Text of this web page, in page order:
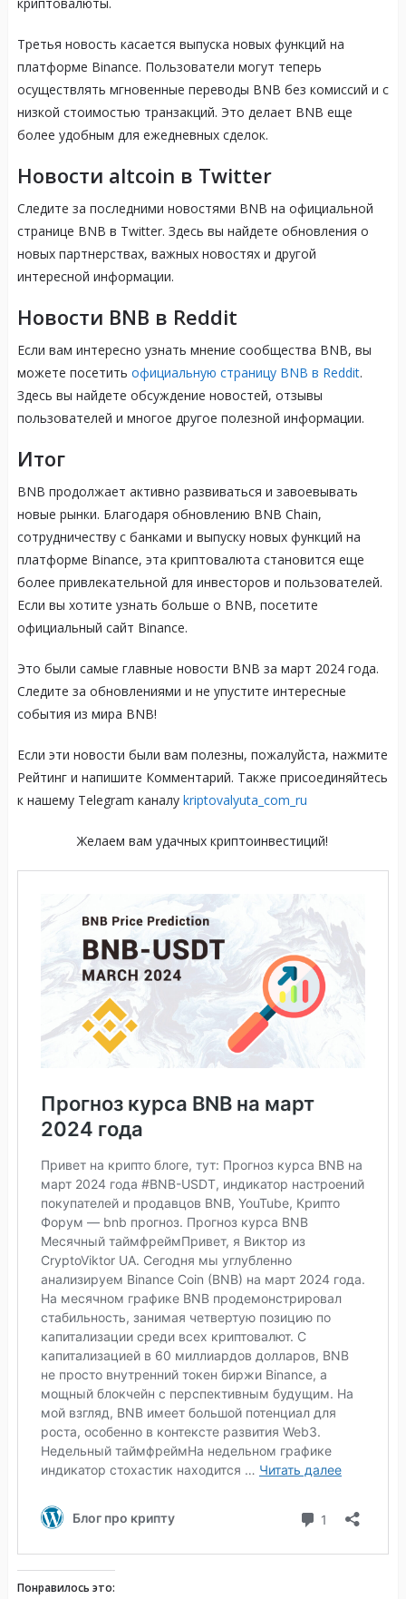
Третья новость касается выпуска новых функций на
платформе Binance. Пользователи могут теперь
осуществлять мгновенные переводы BNB без комиссий и с
низкой стоимостью транзакций. Это делает BNB еще
более удобным для ежедневных сделок.
Новости altcoin в Twitter
Следите за последними новостями BNB на официальной
странице BNB в Twitter. Здесь вы найдете обновления о
новых партнерствах, важных новостях и другой
интересной информации.
Новости BNB в Reddit
Если вам интересно узнать мнение сообщества BNB, вы
можете посетить официальную страницу BNB в Reddit.
Здесь вы найдете обсуждение новостей, отзывы
пользователей и многое другое полезной информации.
Итог
BNB продолжает активно развиваться и завоевывать
новые рынки. Благодаря обновлению BNB Chain,
сотрудничеству с банками и выпуску новых функций на
платформе Binance, эта криптовалюта становится еще
более привлекательной для инвесторов и пользователей.
Если вы хотите узнать больше о BNB, посетите
официальный сайт Binance.
Это были самые главные новости BNB за март 2024 года.
Следите за обновлениями и не упустите интересные
события из мира BNB!
Если эти новости были вам полезны, пожалуйста, нажмите
Рейтинг и напишите Комментарий. Также присоединяйтесь
к нашему Telegram каналу kriptovalyuta_com_ru
Желаем вам удачных криптоинвестиций!
Понравилось это: